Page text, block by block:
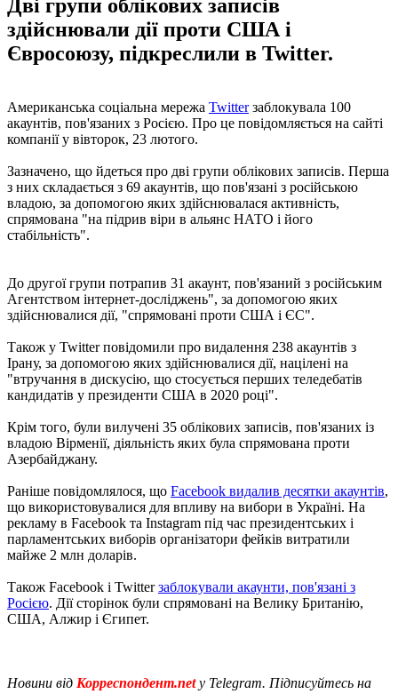
Дві групи облікових записів
здійснювали дії проти США і
Євросоюзу, підкреслили в Twitter.
Американська соціальна мережа Twitterзаблокувала 100
акаунтів, пов'язаних з Росією. Про це повідомляється на сайті
компанії у вівторок, 23 лютого.
Зазначено, що йдеться про дві групи облікових записів. Перша
з них складається з 69 акаунтів, що пов'язані з російською
владою, за допомогою яких здійснювалася активність,
спрямована "на підрив віри в альянс НАТО і його
стабільність".
До другої групи потрапив 31 акаунт, пов'язаний з російським
Агентством інтернет-досліджень", за допомогою яких
здійснювалися дії, "спрямовані проти США і ЄС".
Також у Twitter повідомили про видалення 238 акаунтів з
Ірану, за допомогою яких здійснювалися дії, націлені на
"втручання в дискусію, що стосується перших теледебатів
кандидатів у президенти США в 2020 році".
Крім того, були вилучені 35 облікових записів, пов'язаних із
владою Вірменії, діяльність яких була спрямована проти
Азербайджану.
Раніше повідомлялося, що Facebook видалив десятки акаунтів,
що використовувалися для впливу на вибори в Україні. На
рекламу в Facebook та Instagram під час президентських і
парламентських виборів організатори фейків витратили
майже 2 млн доларів.
Також Facebook і Twitterзаблокували акаунти, пов'язані з
Росією. Дії сторінок були спрямовані на Велику Британію,
США, Алжир і Єгипет.
Новини від Корреспондент.netу Telegram. Підписуйтесь на